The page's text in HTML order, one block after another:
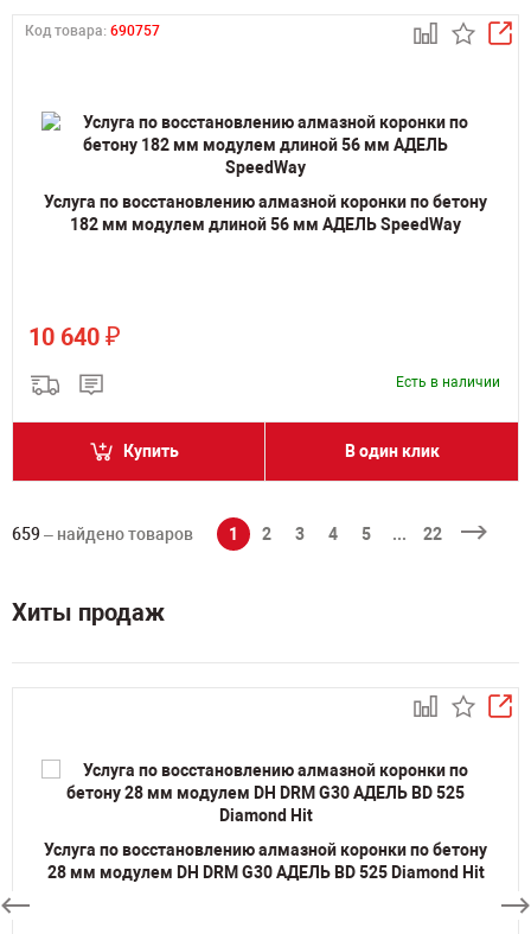
Код товара: 690757
Услуга по восстановлению алмазной коронки по бетону
182 мм модулем длиной 56 мм АДЕЛЬ SpeedWay
10 640 ₽
Есть в наличии
Купить В один клик
659– найдено товаров 1 2 3 4 5 ... 22
Хиты продаж
Услуга по восстановлению алмазной коронки по бетону
28 мм модулем DH DRM G30 АДЕЛЬ BD 525 Diamond Hit